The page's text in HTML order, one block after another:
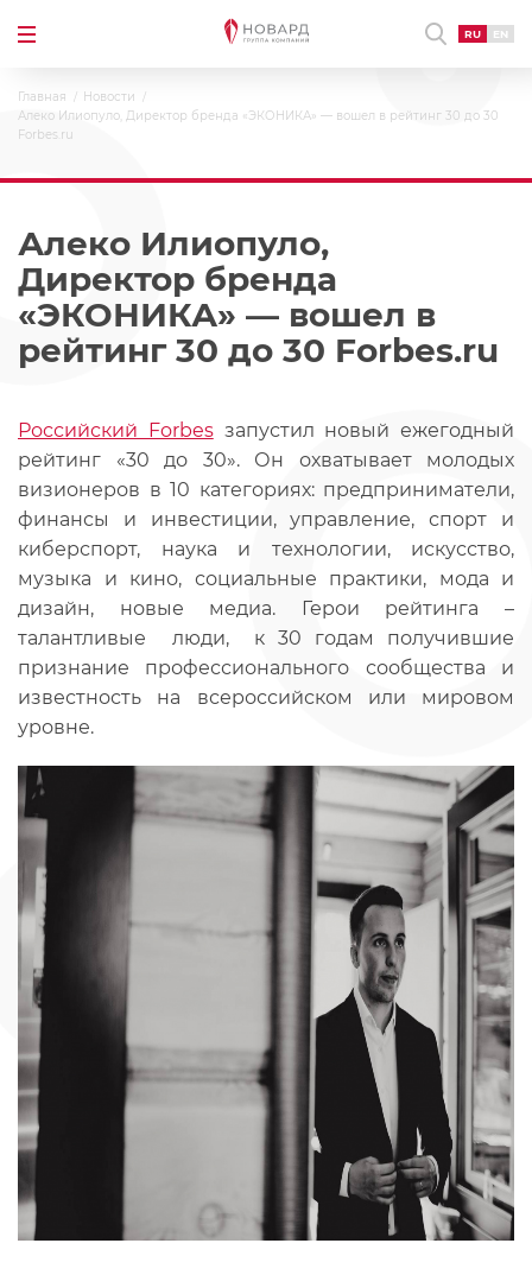
RU EN
Главная
Новости
Алеко Илиопуло, Директор бренда «ЭКОНИКА» — вошел в рейтинг 30 до 30
Forbes.ru
Алеко Илиопуло,
Директор бренда
«ЭКОНИКА» — вошел в
рейтинг 30 до 30 Forbes.ru
Российский Forbesзапустил новый ежегодный
рейтинг «30 до 30». Он охватывает молодых
визионеров в 10 категориях: предприниматели,
финансы и инвестиции, управление, спорт и
киберспорт, наука и технологии, искусство,
музыка и кино, социальные практики, мода и
дизайн, новые медиа. Герои рейтинга –
талантливые люди, к 30 годам получившие
признание профессионального сообщества и
известность на всероссийском или мировом
уровне.